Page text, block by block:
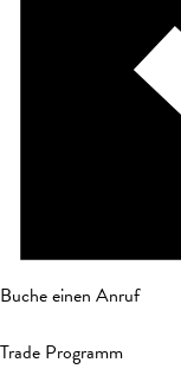
Buche einen Anruf
Trade Programm